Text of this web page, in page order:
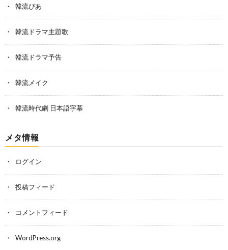
韓流ぴあ
韓流ドラマ主題歌
韓流ドラマ予告
韓流メイク
韓流時代劇 日本語字幕
メタ情報
ログイン
投稿フィード
コメントフィード
WordPress.org